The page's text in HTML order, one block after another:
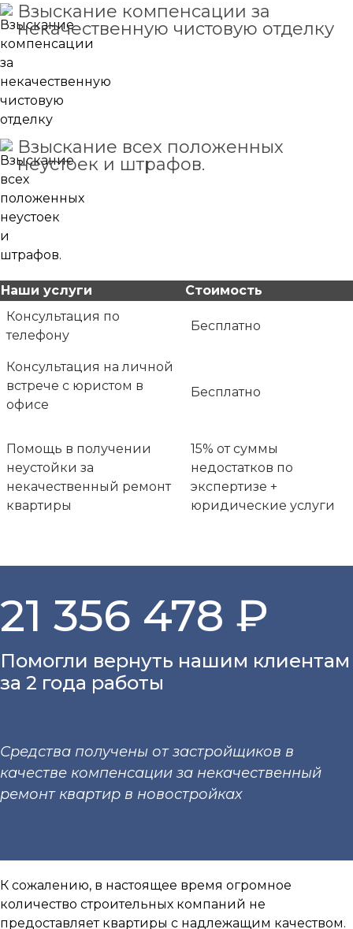
Взыскание компенсации за
некачественную чистовую отделку
Взыскание всех положенных
неустоек и штрафов.
Наши услуги
Стоимость
Консультация по
телефону
Бесплатно
Консультация на личной
встрече с юристом в
офисе
Бесплатно
Помощь в получении
неустойки за
некачественный ремонт
квартиры
15% от суммы
недостатков по
экспертизе +
юридические услуги
21 356 478 ₽
Помогли вернуть нашим клиентам
за 2 года работы
Средства получены от застройщиков в
качестве компенсации за некачественный
ремонт квартир в новостройках
К сожалению, в настоящее время огромное
количество строительных компаний не
предоставляет квартиры с надлежащим качеством.